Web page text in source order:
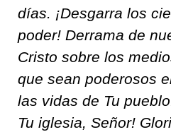
días. ¡Desgarra los
poder! Derrama de
Cristo sobre los
que sean poderosos
las vidas de Tu
Tu iglesia, Señor!